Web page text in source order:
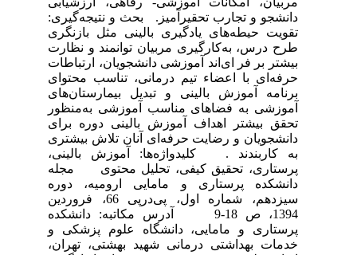
دانشجو و تجارب تحقیرآمیز. بحث و نتیجه‌گیری:
تقویت حیطه‌های یادگیری بالینی مثل بازنگری
طرح درس، به‌کارگیری مربیان توانمند و نظارت
بیشتر بر فر ای‌اند آموزشی دانشجویان، ارتباطات
حرفه‌ای با اعضاء تیم درمانی، تناسب محتوای
برنامه آموزش بالینی و تبدیل بیمارستان‌های
آموزشی به فضاهای مناسب آموزشی به‌منظور
تحقق بیشتر اهداف آموزش بالینی دوره برای
دانشجویان و رضایت حرفه‌ای آنان تلاش بیشتری
به کاربندند . کلیدواژه‌ها: آموزش بالینی،
پرستاری، تحقیق کیفی، تحلیل محتوی مجله
دانشکده پرستاری و مامایی ارومیه، دوره
سیزدهم، شماره اول، پی‌درپی 66، فروردین
1394، ص 18-9 آدرس مکاتبه: دانشکده
پرستاری و مامایی، دانشگاه علوم پزشکی و
خدمات بهداشتی درمانی شهید بهشتی، تهران،